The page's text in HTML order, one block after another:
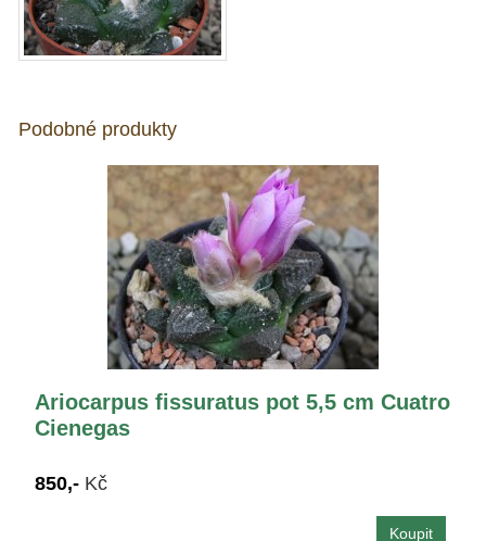
Podobné produkty
Ariocarpus fissuratus pot 5,5 cm Cuatro
Cienegas
850,- Kč